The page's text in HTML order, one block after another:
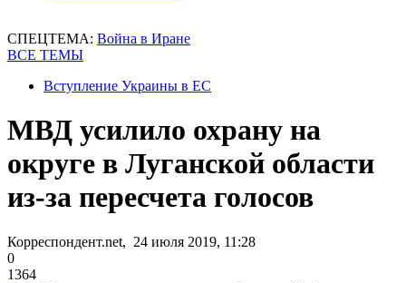
СПЕЦТЕМА: Война в Иране
ВСЕ ТЕМЫ
Вступление Украины в ЕС
МВД усилило охрану на
округе в Луганской области
из-за пересчета голосов
Корреспондент.net, 24 июля 2019, 11:28
0
1364